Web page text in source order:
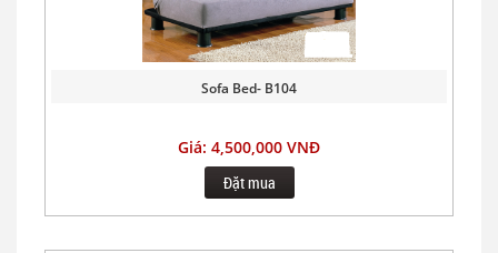
Sofa Bed- B104
Giá: 4,500,000 VNĐ
Đặt mua